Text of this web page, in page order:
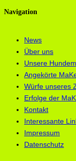
Navigation
News
Über uns
Unsere
Angekörte
Würfe unseres
Erfolge der
Kontakt
Interessante
Impressum
Datenschutz